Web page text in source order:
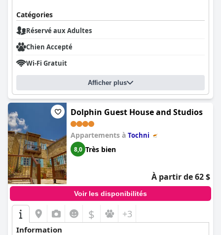
Catégories
Réservé aux Adultes
Chien Accepté
Wi-Fi Gratuit
Afficher plus
Dolphin Guest House and Studios
Appartements à Tochni
8,0 Très bien
À partir de 62 $
Voir les disponibilités
$ +3
Information